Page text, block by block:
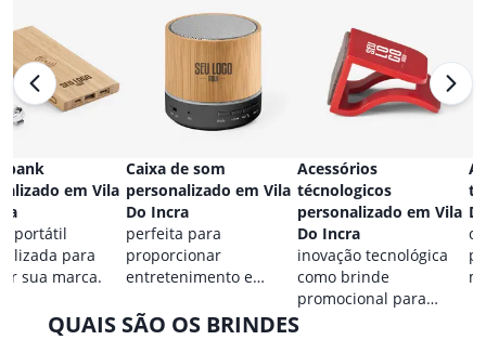
bank
em Vila
portátil
para
sua marca.
Caixa de som
personalizado em Vila
Do Incra
perfeita para
proporcionar
entretenimento e
qualquer ocasião.
Acessórios
técnologicos
personalizado em Vila
Do Incra
inovação tecnológica
como brinde
promocional para
eventos.
QUAIS SÃO OS BRINDES